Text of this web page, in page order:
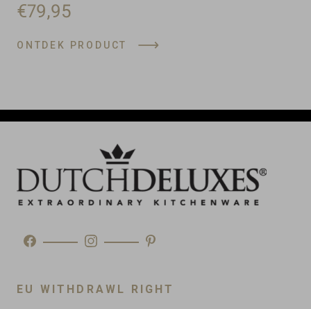
€79,95
ONTDEK PRODUCT
EU WITHDRAWL RIGHT